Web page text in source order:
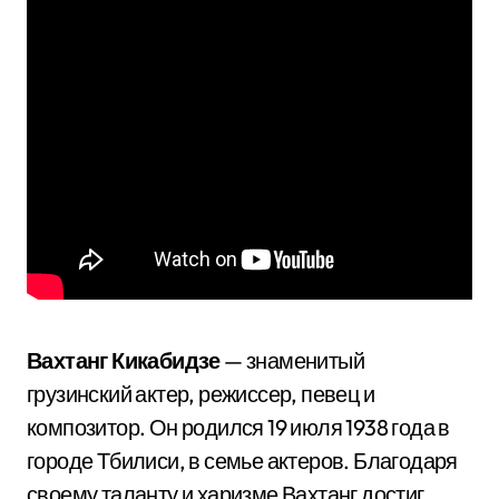
Вахтанг Кикабидзе— знаменитый
грузинский актер, режиссер, певец и
композитор. Он родился 19 июля 1938 года в
городе Тбилиси, в семье актеров. Благодаря